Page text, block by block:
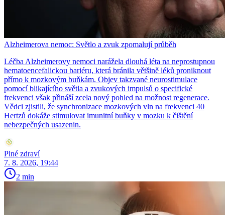
Alzheimerova nemoc: Světlo a zvuk zpomalují průběh
Léčba Alzheimerovy nemoci narážela dlouhá léta na neprostupnou
hematoencefalickou bariéru, která bránila většině léků proniknout
přímo k mozkovým buňkám. Objev takzvané neurostimulace
pomocí blikajícího světla a zvukových impulsů o specifické
frekvenci však přináší zcela nový pohled na možnost regenerace.
Vědci zjistili, že synchronizace mozkových vln na frekvenci 40
Hertzů dokáže stimulovat imunitní buňky v mozku k čištění
nebezpečných usazenin.
Plné zdraví
7. 8. 2026, 19:44
2 min